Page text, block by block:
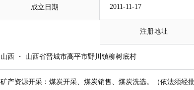
成立日期 2011-11-17
注册地址
山西 ・ 山西省晋城市高平市野川镇柳树底村
矿产资源开采：煤炭开采、煤炭销售、煤炭洗选。（依法须经